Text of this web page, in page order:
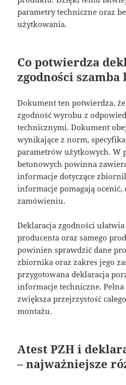
parametry techniczne oraz
użytkowania.
Co potwierdza
zgodności szamba
Dokument ten potwierdza,
zgodność wyrobu z
technicznymi. Dokument
wynikające z norm,
parametrów użytkowych. W
betonowych powinna
informacje dotyczące
informacje pomagają
zamówieniu.
Deklaracja zgodności
producenta oraz samego
powinien sprawdzić dane
zbiornika oraz zakres jego
przygotowana deklaracja
informacje techniczne.
zwiększa przejrzystość
montażu.
Atest PZH i
– najważniejsze